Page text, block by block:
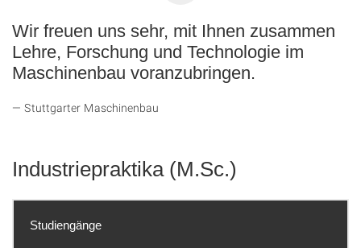
Wir freuen uns sehr, mit Ihnen zusammen
Lehre, Forschung und Technologie im
Maschinenbau voranzubringen.
Stuttgarter Maschinenbau
Industriepraktika (M.Sc.)
Studiengänge